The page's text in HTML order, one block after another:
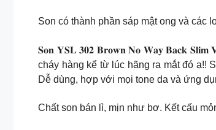
Son có thành phần sáp mật ong và các
𝐒𝐨𝐧 𝐘𝐒𝐋 𝟑𝟎𝟐 𝐁𝐫𝐨𝐰𝐧 𝐍𝐨 𝐖𝐚𝐲 𝐁𝐚𝐜𝐤 𝐒𝐥𝐢𝐦
cháy hàng kể từ lúc hãng ra mắt đó ạ!!
Dễ dùng, hợp với mọi tone da và ứng
Chất son bán lì, mịn như bơ. Kết cấu